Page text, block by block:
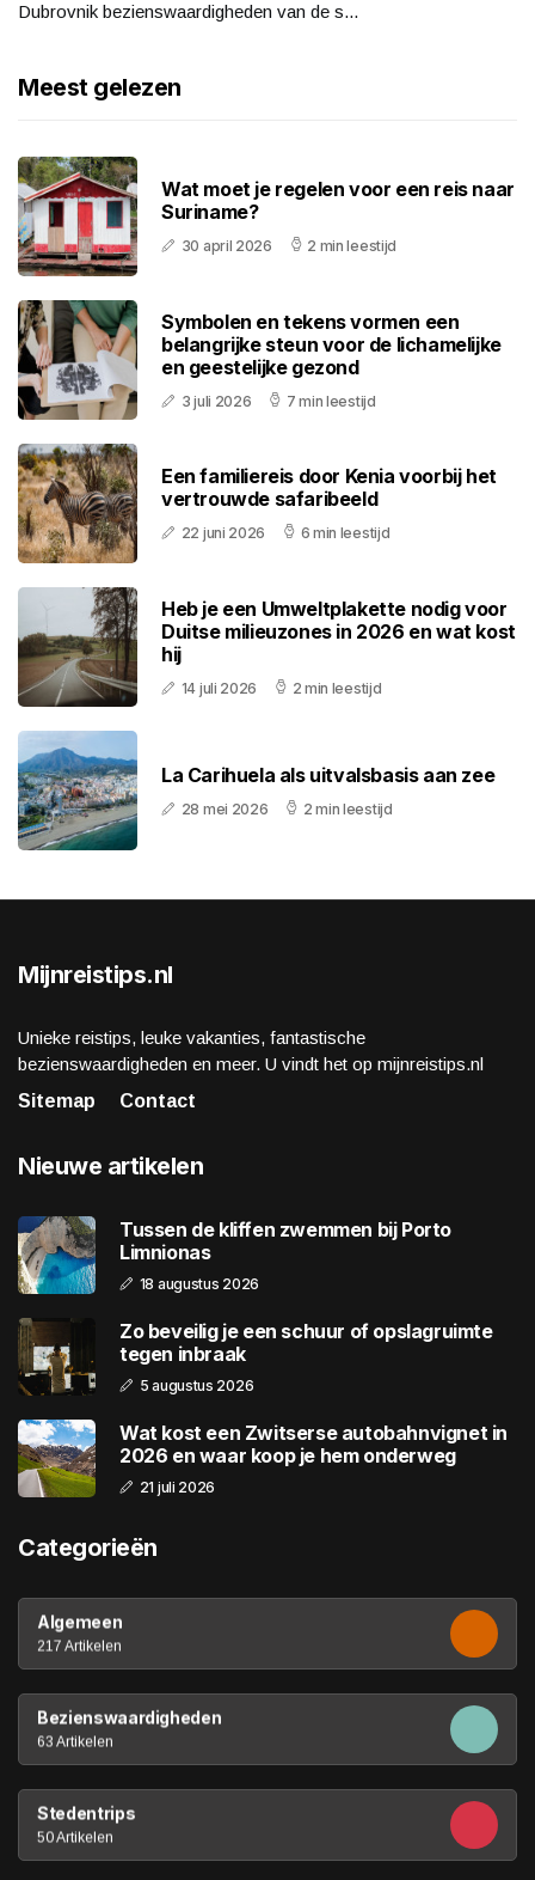
Dubrovnik bezienswaardigheden van de s...
Meest gelezen
Wat moet je regelen voor een reis naar
Suriname?
30 april 2026 2 min leestijd
Symbolen en tekens vormen een
belangrijke steun voor de lichamelijke
en geestelijke gezond
3 juli 2026 7 min leestijd
Een familiereis door Kenia voorbij het
vertrouwde safaribeeld
22 juni 2026 6 min leestijd
Heb je een Umweltplakette nodig voor
Duitse milieuzones in 2026 en wat kost
hij
14 juli 2026 2 min leestijd
La Carihuela als uitvalsbasis aan zee
28 mei 2026 2 min leestijd
Mijnreistips.nl
Unieke reistips, leuke vakanties, fantastische
bezienswaardigheden en meer. U vindt het op mijnreistips.nl
Sitemap
Contact
Nieuwe artikelen
Tussen de kliffen zwemmen bij Porto
Limnionas
18 augustus 2026
Zo beveilig je een schuur of opslagruimte
tegen inbraak
5 augustus 2026
Wat kost een Zwitserse autobahnvignet in
2026 en waar koop je hem onderweg
21 juli 2026
Categorieën
Algemeen
217 Artikelen
Bezienswaardigheden
63 Artikelen
Stedentrips
50 Artikelen